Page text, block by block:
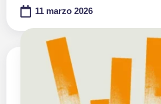
11 marzo 2026